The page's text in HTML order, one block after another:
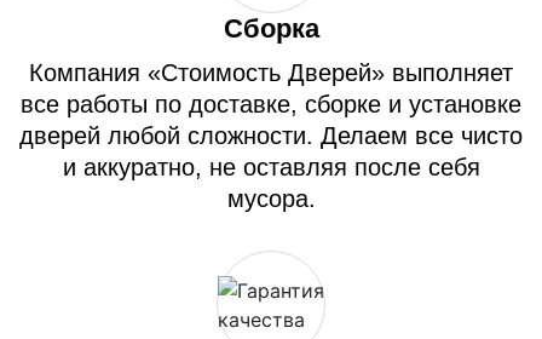
Сборка
Компания «Стоимость Дверей» выполняет
все работы по доставке, сборке и установке
дверей любой сложности. Делаем все чисто
и аккуратно, не оставляя после себя
мусора.